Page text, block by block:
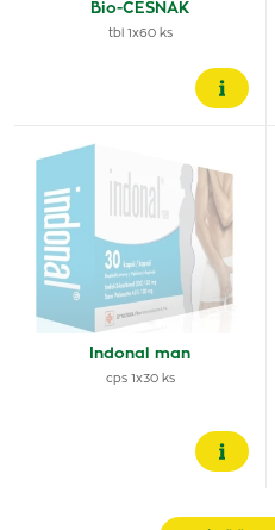
Bio-CESNAK
tbl 1x60 ks
Indonal man
cps 1x30 ks